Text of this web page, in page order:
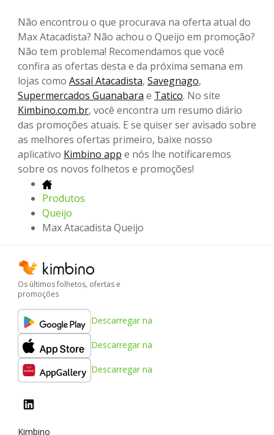
Não encontrou o que procurava na oferta atual do
Max Atacadista? Não achou o Queijo em promoção?
Não tem problema! Recomendamos que você
confira as ofertas desta e da próxima semana em
lojas como Assaí Atacadista, Savegnago,
Supermercados Guanabara e Tatico. No site
Kimbino.com.br, você encontra um resumo diário
das promoções atuais. E se quiser ser avisado sobre
as melhores ofertas primeiro, baixe nosso
aplicativo Kimbino app e nós lhe notificaremos
sobre os novos folhetos e promoções!
Produtos
Queijo
Max Atacadista Queijo
Os últimos folhetos, ofertas e
promoções
Descarregar na
Descarregar na
Descarregar na
Kimbino